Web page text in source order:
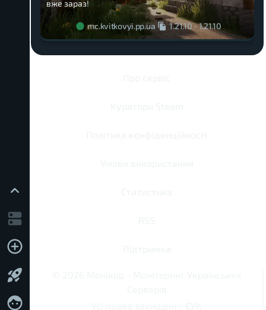
вже зараз!
mc.kvitkovyi.pp.ua 1.21.10-1.21.10